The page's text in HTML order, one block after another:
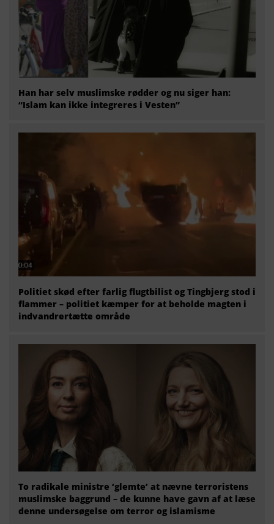
Han har selv muslimske rødder og nu siger han:
“Islam kan ikke integreres i Vesten”
Politiet skød efter farlig flugtbilist og Tingbjerg stod i
flammer – politiet kæmper for at beholde magten i
indvandrertætte område
To radikale ministre ‘glemte’ at nævne terroristens
muslimske baggrund – de kunne have gavn af at læse
denne undersøgelse om terror og islamisme